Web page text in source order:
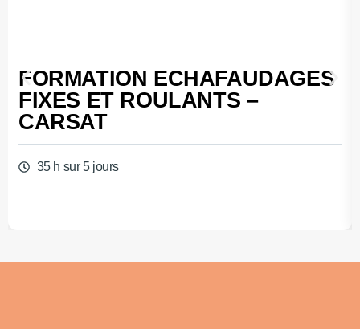
FORMATION ECHAFAUDAGES
FIXES ET ROULANTS –
CARSAT
35 h sur 5 jours